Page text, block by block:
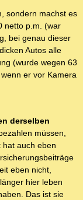
sondern machst es
netto p.m. (war
bei genau dieser
Autos alle
(wurde wegen 63
er vor Kamera
derselben
müssen,
auch eben
eben nicht,
hier leben
Das ist sie